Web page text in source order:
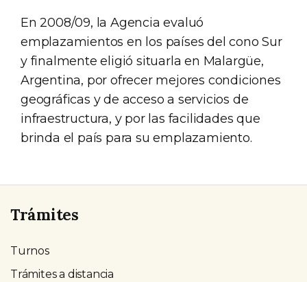
En 2008/09, la Agencia evaluó
emplazamientos en los países del cono Sur
y finalmente eligió situarla en Malargüe,
Argentina, por ofrecer mejores condiciones
geográficas y de acceso a servicios de
infraestructura, y por las facilidades que
brinda el país para su emplazamiento.
Trámites
Turnos
Trámites a distancia